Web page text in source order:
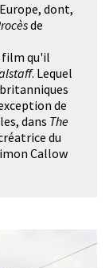
dont,
de
film qu'il
. Lequel
de
dans The
du
Callow